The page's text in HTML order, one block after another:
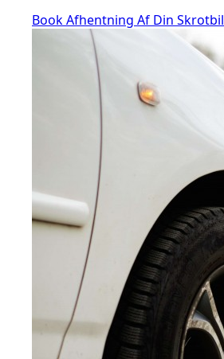
Book Afhentning Af Din Skrotbil